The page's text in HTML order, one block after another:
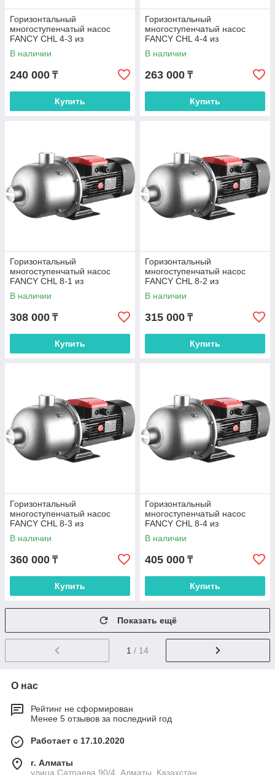
Горизонтальный
многоступенчатый насос
FANCY CHL 4-3 из
нержавеющей стали
В наличии
240 000 ₸
Купить
Горизонтальный
многоступенчатый насос
FANCY CHL 4-4 из
нержавеющей стали
В наличии
263 000 ₸
Купить
Горизонтальный
многоступенчатый насос
FANCY CHL 8-1 из
нержавеющей стали
В наличии
308 000 ₸
Купить
Горизонтальный
многоступенчатый насос
FANCY CHL 8-2 из
нержавеющей стали
В наличии
315 000 ₸
Купить
Горизонтальный
многоступенчатый насос
FANCY CHL 8-3 из
нержавеющей стали
В наличии
360 000 ₸
Купить
Горизонтальный
многоступенчатый насос
FANCY CHL 8-4 из
нержавеющей стали
В наличии
405 000 ₸
Купить
Показать ещё
1 / 14
О нас
Рейтинг не сформирован
Менее 5 отзывов за последний год
Работает с 17.10.2020
г. Алматы
улица Сатпаева 90/4, Алматы, Казахстан